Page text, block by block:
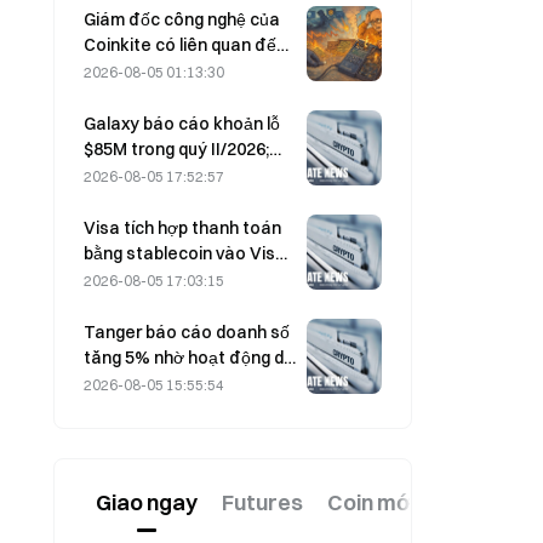
Giám đốc công nghệ của
Coinkite có liên quan đến
sự cố khai thác lỗ hổng
tấn công gây thiệt hại 114
triệu USD
2026-08-05 01:13:30
Galaxy báo cáo khoản lỗ
$85M trong quý II/2026;
doanh thu thấp hơn dự
phiếu giảm 7,23%
2026-08-05 17:52:57
Visa tích hợp thanh toán
bằng stablecoin vào Visa
Direct thông qua quan hệ
2026-08-05 17:03:15
Tanger báo cáo doanh số
tăng 5% nhờ hoạt động du
lịch mùa World Cup trong
2026-08-05 15:55:54
Giao ngay Futures Coin mới